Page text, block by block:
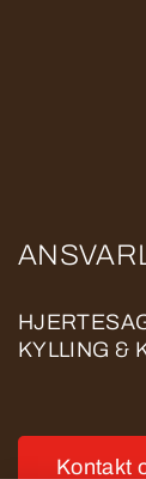
KYLLING &
Kontakt